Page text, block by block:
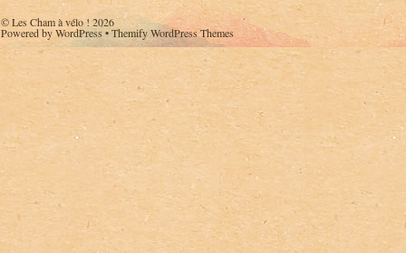
©Les Cham à vélo !2026
Powered byWordPress•Themify WordPress Themes